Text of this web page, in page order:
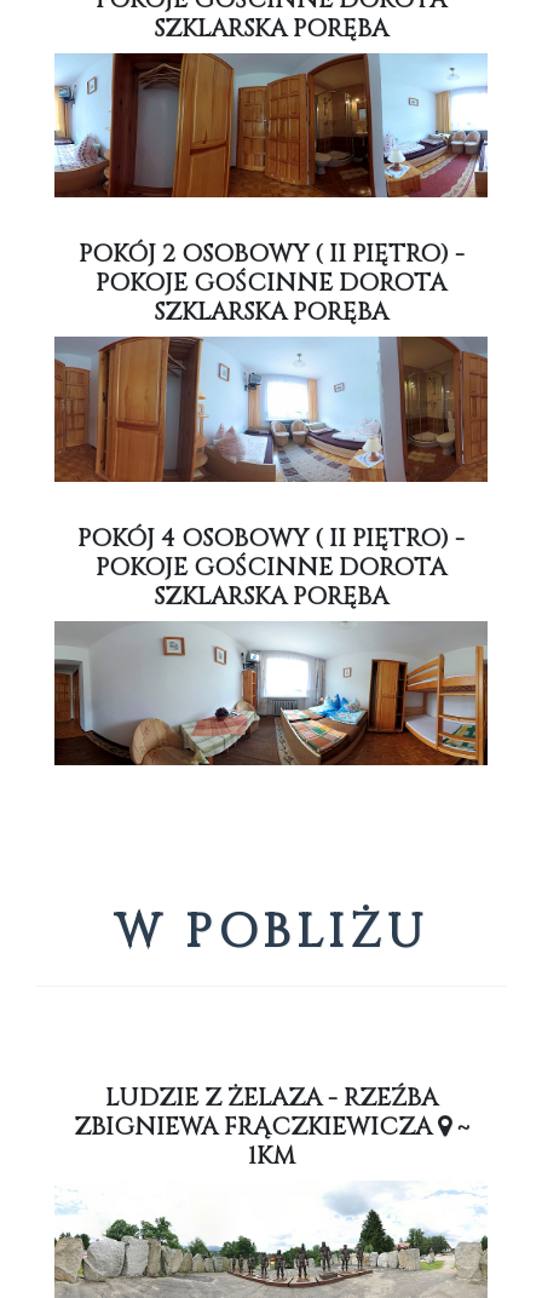
SZKLARSKA PORĘBA
POKÓJ 2 OSOBOWY ( II PIĘTRO) -
POKOJE GOŚCINNE DOROTA
SZKLARSKA PORĘBA
POKÓJ 4 OSOBOWY ( II PIĘTRO) -
POKOJE GOŚCINNE DOROTA
SZKLARSKA PORĘBA
W POBLIŻU
LUDZIE Z ŻELAZA - RZEŹBA
ZBIGNIEWA FRĄCZKIEWICZA ~
1KM